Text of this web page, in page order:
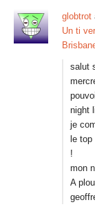
globtrot
Un ti
salut
night
je
le
!
mon
A